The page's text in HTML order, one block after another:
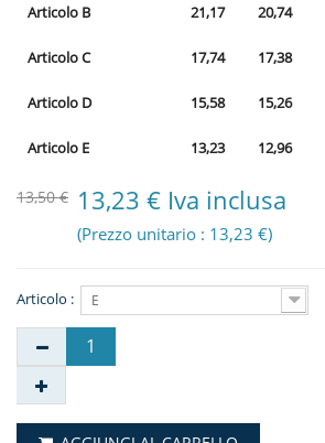
Articolo B 21,17 20,74
Articolo C 17,74 17,38
Articolo D 15,58 15,26
Articolo E 13,23 12,96
13,50 € 13,23 € Iva inclusa
(Prezzo unitario : 13,23 €)
Articolo : E